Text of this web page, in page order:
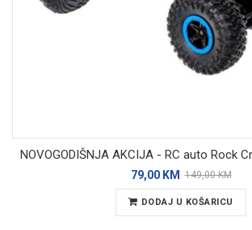
79,00 KM 149,00 KM
DODAJ U KOŠARICU